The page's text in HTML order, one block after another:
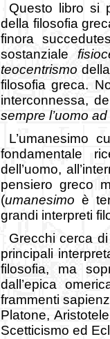
Questo libro si
della filosofia
finora
sostanziale
teocentrismo
filosofia greca.
interconnessa,
sempre l’uomo
L’umanesimo
fondamentale
dell’uomo,
pensiero greco
(umanesimo è
grandi interpreti
Grecchi cerca
principali
filosofia, ma
dall’epica
frammenti
Platone,
Scetticismo ed